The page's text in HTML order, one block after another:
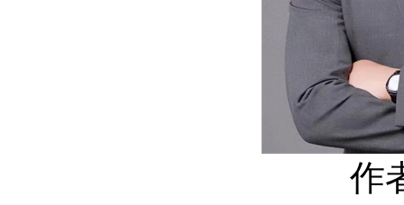
作